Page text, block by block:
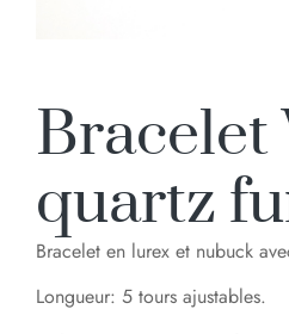
Bracelet
quartz
Bracelet en lurex et nubuck
Longueur: 5 tours ajustables.